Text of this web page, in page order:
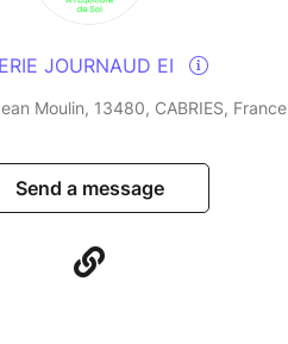
JOURNAUD EI
Moulin, 13480, CABRIES, France
Send a message